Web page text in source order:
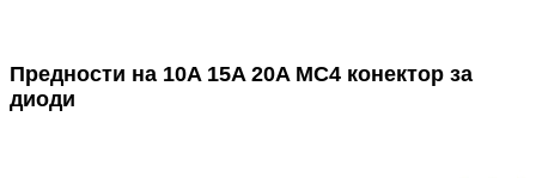
Предности на 10A 15A 20A MC4 конектор за
диоди